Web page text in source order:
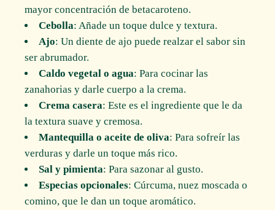
mayor concentración de betacaroteno.
Cebolla: Añade un toque dulce y textura.
Ajo: Un diente de ajo puede realzar el sabor sin
ser abrumador.
Caldo vegetal o agua: Para cocinar las
zanahorias y darle cuerpo a la crema.
Crema casera: Este es el ingrediente que le da
la textura suave y cremosa.
Mantequilla o aceite de oliva: Para sofreír las
verduras y darle un toque más rico.
Sal y pimienta: Para sazonar al gusto.
Especias opcionales: Cúrcuma, nuez moscada o
comino, que le dan un toque aromático.